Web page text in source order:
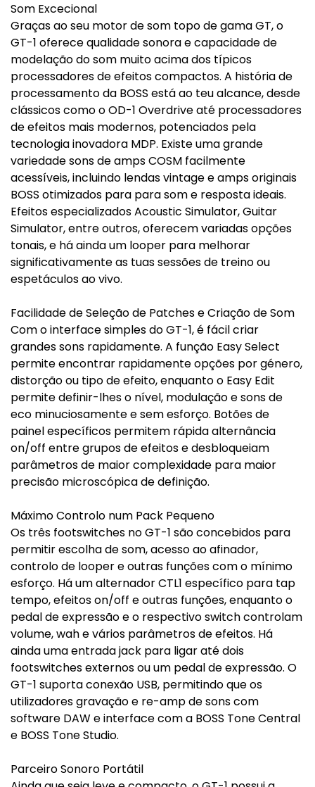
Som Excecional
Graças ao seu motor de som topo de gama GT, o
GT-1 oferece qualidade sonora e capacidade de
modelação do som muito acima dos típicos
processadores de efeitos compactos. A história de
processamento da BOSS está ao teu alcance, desde
clássicos como o OD-1 Overdrive até processadores
de efeitos mais modernos, potenciados pela
tecnologia inovadora MDP. Existe uma grande
variedade sons de amps COSM facilmente
acessíveis, incluindo lendas vintage e amps originais
BOSS otimizados para para som e resposta ideais.
Efeitos especializados Acoustic Simulator, Guitar
Simulator, entre outros, oferecem variadas opções
tonais, e há ainda um looper para melhorar
significativamente as tuas sessões de treino ou
espetáculos ao vivo.
Facilidade de Seleção de Patches e Criação de Som
Com o interface simples do GT-1, é fácil criar
grandes sons rapidamente. A função Easy Select
permite encontrar rapidamente opções por género,
distorção ou tipo de efeito, enquanto o Easy Edit
permite definir-lhes o nível, modulação e sons de
eco minuciosamente e sem esforço. Botões de
painel específicos permitem rápida alternância
on/off entre grupos de efeitos e desbloqueiam
parâmetros de maior complexidade para maior
precisão microscópica de definição.
Máximo Controlo num Pack Pequeno
Os três footswitches no GT-1 são concebidos para
permitir escolha de som, acesso ao afinador,
controlo de looper e outras funções com o mínimo
esforço. Há um alternador CTL1 específico para tap
tempo, efeitos on/off e outras funções, enquanto o
pedal de expressão e o respectivo switch controlam
volume, wah e vários parâmetros de efeitos. Há
ainda uma entrada jack para ligar até dois
footswitches externos ou um pedal de expressão. O
GT-1 suporta conexão USB, permitindo que os
utilizadores gravação e re-amp de sons com
software DAW e interface com a BOSS Tone Central
e BOSS Tone Studio.
Parceiro Sonoro Portátil